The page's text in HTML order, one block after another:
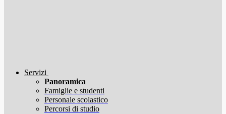
Servizi
Panoramica
Famiglie e studenti
Personale scolastico
Percorsi di studio